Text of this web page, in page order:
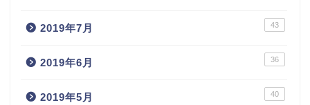
2019年7月 43
2019年6月 36
2019年5月 40